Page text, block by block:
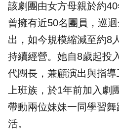
該劇團由女方母親於約
曾擁有近50名團員，巡
出，如今規模縮減至約8
持續經營。她自8歲起投
代團長，兼顧演出與指
上班族，於1年前加入劇
帶動兩位妹妹一同學習
活。